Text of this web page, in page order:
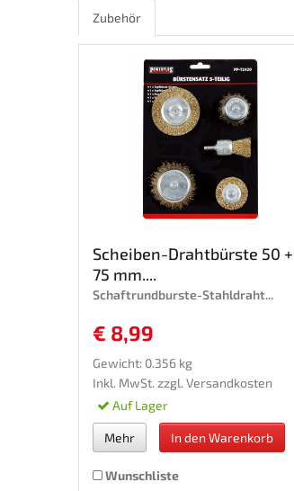
Zubehör
Scheiben-Drahtbürste 50 +
75 mm....
Schaftrundburste-Stahldraht...
€ 8,99
Gewicht: 0.356 kg
Inkl. MwSt. zzgl. Versandkosten
Auf Lager
Mehr In den Warenkorb
Wunschliste